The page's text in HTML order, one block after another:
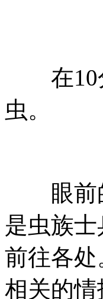
在10分
虫。
眼前的
是虫族
前往各
相关的